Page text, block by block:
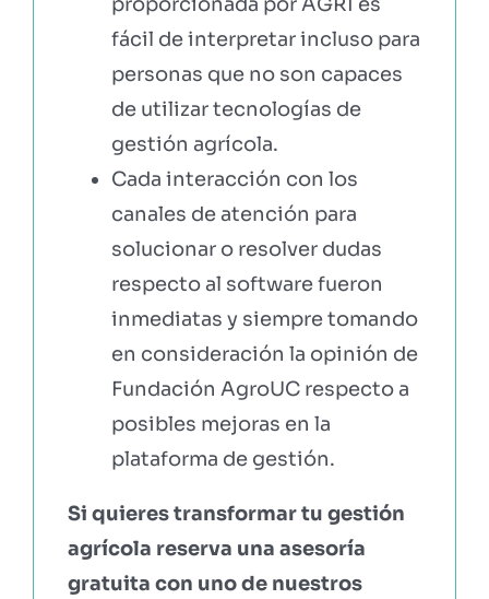
fácil de interpretar incluso para
personas que no son capaces
de utilizar tecnologías de
gestión agrícola.
Cada interacción con los
canales de atención para
solucionar o resolver dudas
respecto al software fueron
inmediatas y siempre tomando
en consideración la opinión de
Fundación AgroUC respecto a
posibles mejoras en la
plataforma de gestión.
Si quieres transformar tu gestión
agrícola reserva una asesoría
gratuita con uno de nuestros